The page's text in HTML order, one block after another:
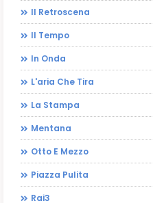
Il Retroscena
Il Tempo
In Onda
L'aria Che Tira
La Stampa
Mentana
Otto E Mezzo
Piazza Pulita
Rai3